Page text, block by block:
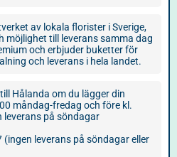
av lokala florister i Sverige,
möjlighet till leverans samma dag
och erbjuder buketter för
och leverans i hela landet.
Hålanda om du lägger din
måndag-fredag och före kl.
leverans på söndagar
(ingen leverans på söndagar eller